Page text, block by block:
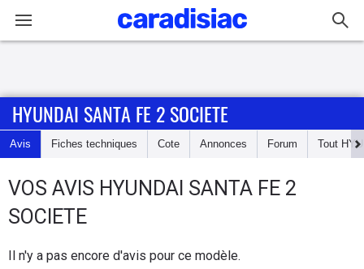
Accueil
Actu
Essais
d'achat
HYUNDAI SANTA FE 2 SOCIETE
Avis Fiches techniques Cote Annonces Forum Tout
VOS AVIS HYUNDAI SANTA FE 2
SOCIETE
Il n'y a pas encore d'avis pour ce modèle.